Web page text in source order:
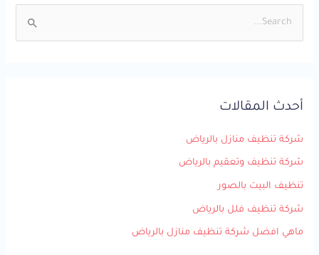
ث
أحدث المقالات
شركة تنظيف منازل بالرياض
شركة تنظيف وتعقيم بالرياض
تنظيف البيت بالصور
شركة تنظيف فلل بالرياض
ماهي افضل شركة تنظيف منازل بالرياض